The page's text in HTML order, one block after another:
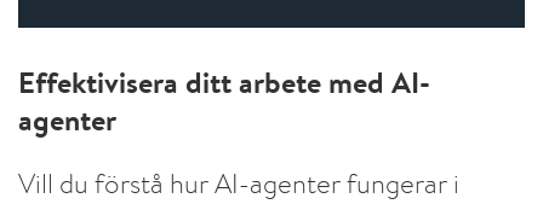
Effektivisera ditt arbete med AI-
agenter
Vill du förstå hur AI-agenter fungerar i